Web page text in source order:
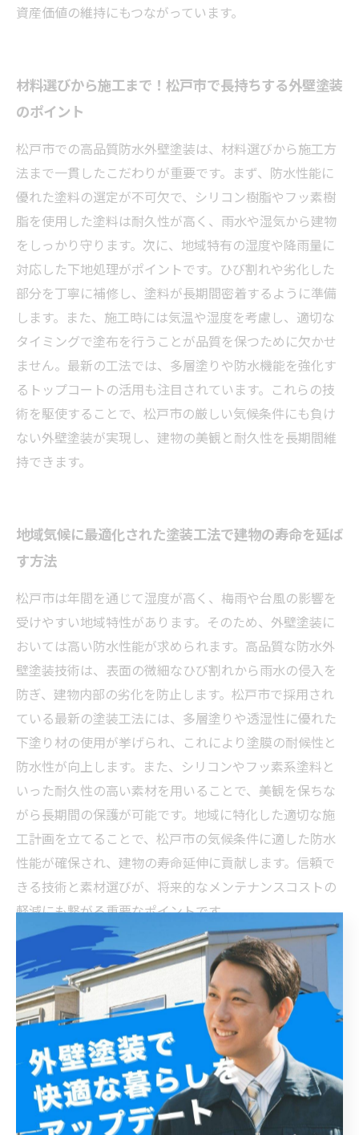
資産価値の維持にもつながっています。
材料選びから施工まで！松戸市で長持ちする外壁塗装
のポイント
松戸市での高品質防水外壁塗装は、材料選びから施工方
法まで一貫したこだわりが重要です。まず、防水性能に
優れた塗料の選定が不可欠で、シリコン樹脂やフッ素樹
脂を使用した塗料は耐久性が高く、雨水や湿気から建物
をしっかり守ります。次に、地域特有の湿度や降雨量に
対応した下地処理がポイントです。ひび割れや劣化した
部分を丁寧に補修し、塗料が長期間密着するように準備
します。また、施工時には気温や湿度を考慮し、適切な
タイミングで塗布を行うことが品質を保つために欠かせ
ません。最新の工法では、多層塗りや防水機能を強化す
るトップコートの活用も注目されています。これらの技
術を駆使することで、松戸市の厳しい気候条件にも負け
ない外壁塗装が実現し、建物の美観と耐久性を長期間維
持できます。
地域気候に最適化された塗装工法で建物の寿命を延ば
す方法
松戸市は年間を通じて湿度が高く、梅雨や台風の影響を
受けやすい地域特性があります。そのため、外壁塗装に
おいては高い防水性能が求められます。高品質な防水外
壁塗装技術は、表面の微細なひび割れから雨水の侵入を
防ぎ、建物内部の劣化を防止します。松戸市で採用され
ている最新の塗装工法には、多層塗りや透湿性に優れた
下塗り材の使用が挙げられ、これにより塗膜の耐候性と
防水性が向上します。また、シリコンやフッ素系塗料と
いった耐久性の高い素材を用いることで、美観を保ちな
がら長期間の保護が可能です。地域に特化した適切な施
工計画を立てることで、松戸市の気候条件に適した防水
性能が確保され、建物の寿命延伸に貢献します。信頼で
きる技術と素材選びが、将来的なメンテナンスコストの
軽減にも繋がる重要なポイントです。
松戸市で高品質防水外壁塗装を実現するための最先端
技術紹介
松戸市は年間を通じて湿度が高く、雨量も多いため、防
水性能の高い外壁塗装が必要不可欠です。高品質な防水
外壁塗装は、塗膜の耐久性や防水性を向上させ、建物内
部への雨水浸入を防ぎ、劣化の進行を食い止めます。最